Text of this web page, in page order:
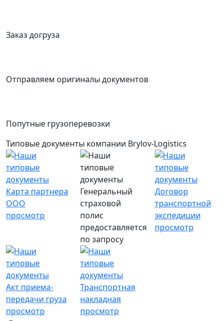
Заказ догруза
Отправляем оригиналы документов
Попутные грузоперевозки
Типовые документы компании Brylov-Logistics
Карта партнера
ООО
просмотр
Генеральный
страховой
полис
предоставляется
по запросу
Договор
транспортной
экспедиции
просмотр
Акт приема-
передачи груза
просмотр
Транспортная
накладная
просмотр